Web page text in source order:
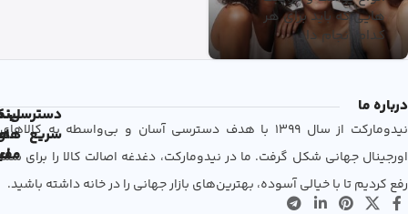
هایی که باید برای هر
کدام انجام داد
درباره ما
نیدومارکت از سال 1399 با هدف دسترسی آسان و بی‌واسطه به کالاهای
اورجینال جهانی شکل گرفت. ما در نیدومارکت، دغدغه اصالت کالا را برای شما
رفع کردیم تا با خیالی آسوده، بهترین‌های بازار جهانی را در خانه داشته باشید.
دسترسی
سریع